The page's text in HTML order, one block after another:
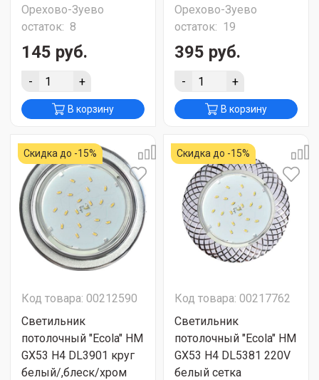
Орехово-Зуево
остаток: 8
145 руб.
- +
В корзину
Орехово-Зуево
остаток: 19
395 руб.
- +
В корзину
Скидка до -15%
Код товара: 00212590
Светильник
потолочный "Ecola" HM
GX53 H4 DL3901 круг
белый/,блеск/хром
Скидка до -15%
Код товара: 00217762
Светильник
потолочный "Ecola" HM
GX53 H4 DL5381 220V
белый сетка